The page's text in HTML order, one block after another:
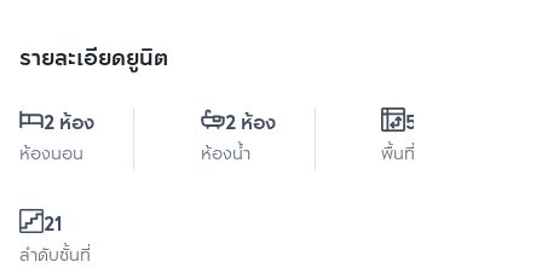
รายละเอียดยูนิต
2 ห้อง
ห้องนอน
2 ห้อง
ห้องน้ำ
56 ตร.ม.
พื้นที่ใช้สอย
21
ลำดับชั้นที่